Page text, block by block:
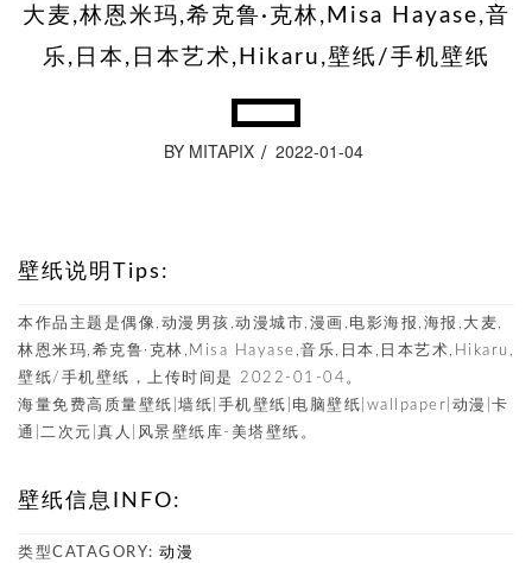
大麦,林恩米玛,希克鲁·克林,Misa Hayase,音
乐,日本,日本艺术,Hikaru,壁纸/手机壁纸
BY MITAPIX 2022-01-04
壁纸说明Tips:
本作品主题是偶像,动漫男孩,动漫城市,漫画,电影海报,海报,大麦,
林恩米玛,希克鲁·克林,Misa Hayase,音乐,日本,日本艺术,Hikaru,
壁纸/手机壁纸，上传时间是 2022-01-04。
海量免费高质量壁纸|墙纸|手机壁纸|电脑壁纸|wallpaper|动漫|卡
通|二次元|真人|风景壁纸库-美塔壁纸。
壁纸信息INFO:
类型CATAGORY: 动漫